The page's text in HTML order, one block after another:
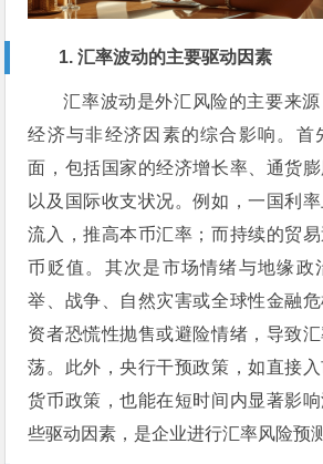
1. 汇率波动的主要驱动因素
汇率波动是外汇风险的主要来
经济与非经济因素的综合影响。首
面，包括国家的经济增长率、通货
以及国际收支状况。例如，一国利
流入，推高本币汇率；而持续的贸
币贬值。其次是市场情绪与地缘政
举、战争、自然灾害或全球性金融
资者恐慌性抛售或避险情绪，导致
荡。此外，央行干预政策，如直接
货币政策，也能在短时间内显著影
些驱动因素，是企业进行汇率风险预